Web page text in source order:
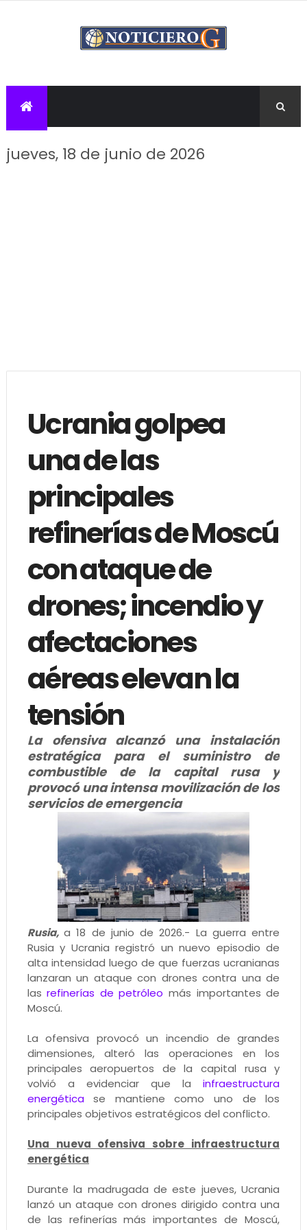
jueves, 18 de junio de 2026
Ucrania golpea
una de las
principales
refinerías de Moscú
con ataque de
drones; incendio y
afectaciones
aéreas elevan la
tensión
La ofensiva alcanzó una instalación
estratégica para el suministro de
combustible de la capital rusa y
provocó una intensa movilización de los
servicios de emergencia
Rusia,a 18 de junio de 2026.- La guerra entre
Rusia y Ucrania registró un nuevo episodio de
alta intensidad luego de que fuerzas ucranianas
lanzaran un ataque con drones contra una de
lasrefinerías de petróleo más importantes de
Moscú.
La ofensiva provocó un incendio de grandes
dimensiones, alteró las operaciones en los
principales aeropuertos de la capital rusa y
volvió a evidenciar que lainfraestructura
energéticase mantiene como uno de los
principales objetivos estratégicos del conflicto.
Una nueva ofensiva sobre infraestructura
energética
Durante la madrugada de este jueves, Ucrania
lanzó un ataque con drones dirigido contra una
de las refinerías más importantes de Moscú,